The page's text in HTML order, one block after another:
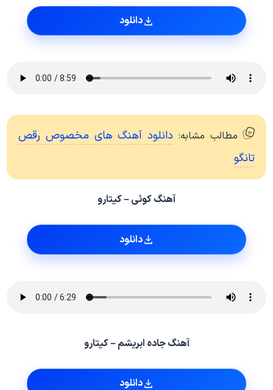
دانلود
مطالب مشابه: دانلود آهنگ های مخصوص رقص
تانگو
آهنگ کوئی – کیتارو
دانلود
آهنگ جاده ابریشم – کیتارو
دانلود